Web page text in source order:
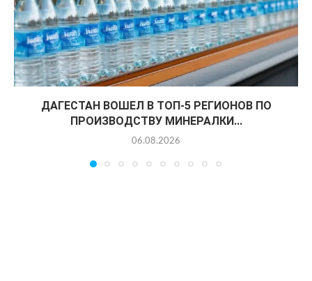
ДАГЕСТАН ВОШЕЛ В ТОП-5 РЕГИОНОВ ПО
ПРОИЗВОДСТВУ МИНЕРАЛКИ...
06.08.2026